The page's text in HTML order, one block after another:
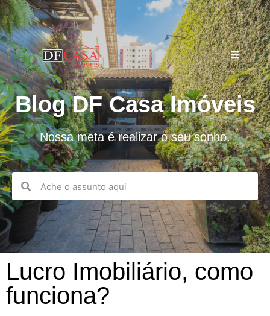
Blog DF Casa Imóveis
Nossa meta é realizar o seu sonho.
Lucro Imobiliário, como
funciona?